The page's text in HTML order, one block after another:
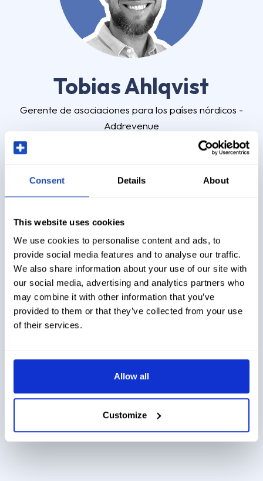
Consent Details About
This website uses cookies
We use cookies to personalise content and ads, to
provide social media features and to analyse our traffic.
We also share information about your use of our site with
our social media, advertising and analytics partners who
may combine it with other information that you’ve
provided to them or that they’ve collected from your use
of their services.
Allow all
Customize
Tobias Ahlqvist
Gerente de asociaciones para los países nórdicos -
Addrevenue